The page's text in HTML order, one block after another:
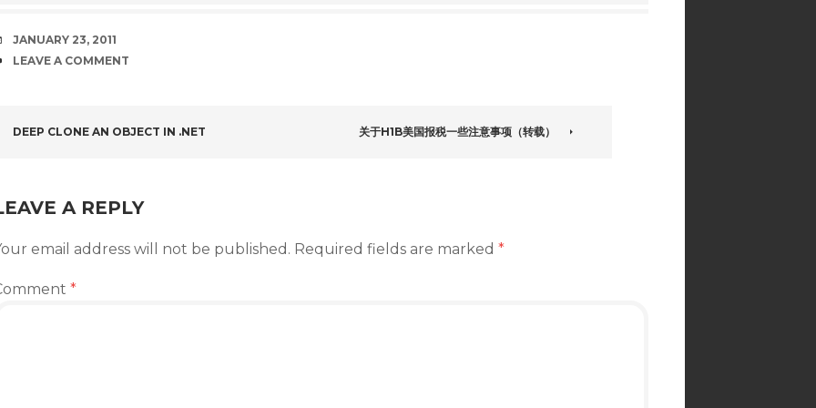
DATE
JANUARY 23, 2011
COMMENTS
LEAVE A COMMENT
DEEP CLONE AN OBJECT IN .NET 关于H1B美国报税一些注意事项（转载）
A REPLY
email address will not be published. Required fields are marked *
*